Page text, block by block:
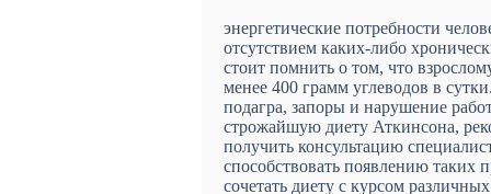
энергетические потребности
отсутствием каких-либо
стоит помнить о том, что
менее 400 грамм углеводов в
подагра, запоры и нарушение
строжайшую диету Аткинсона,
получить консультацию
способствовать появлению таких
сочетать диету с курсом